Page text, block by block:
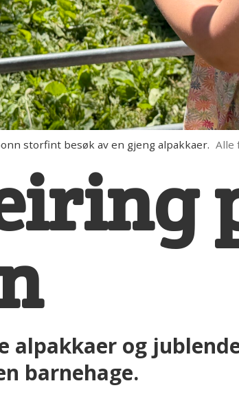
storfint besøk av en gjeng alpakkaer. Alle
alpakkaer og
barnehage.